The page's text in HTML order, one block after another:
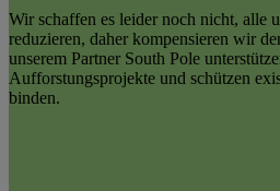
Wir schaffen es leider noch nicht, alle
reduzieren, daher kompensieren wir
unserem Partner South Pole
Aufforstungsprojekte und schützen
binden.